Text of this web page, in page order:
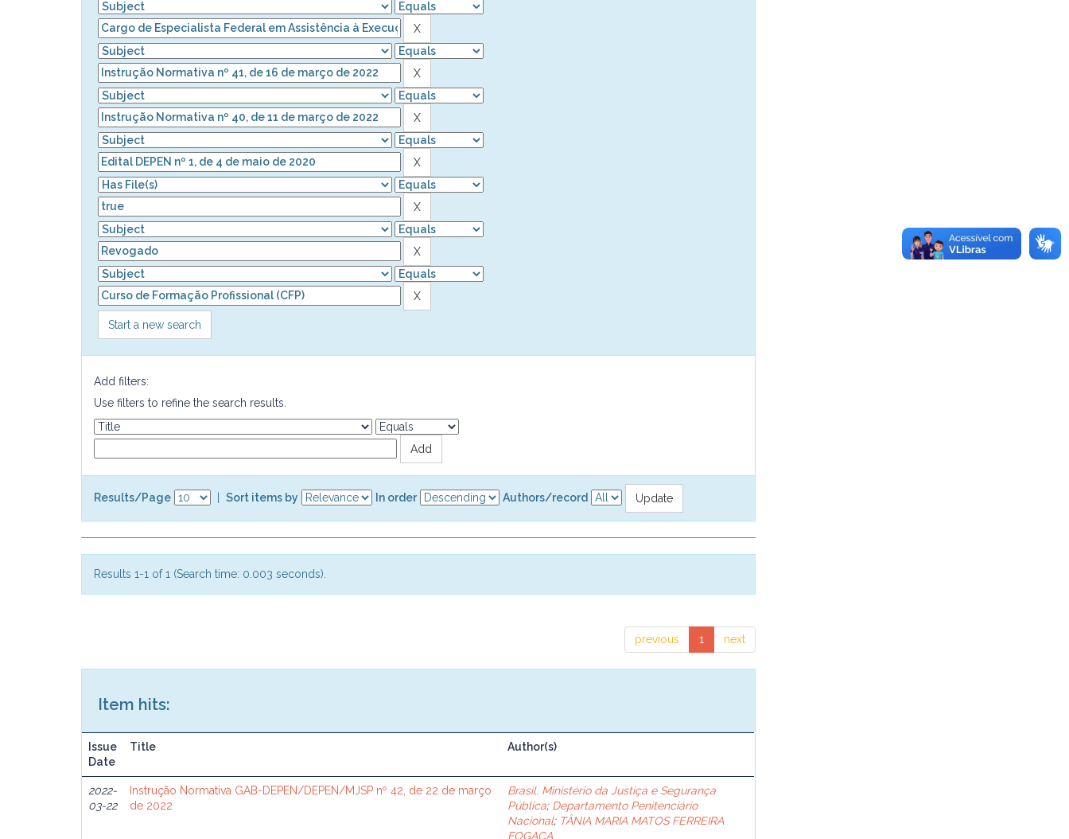
Start a new search
Add filters:
Use filters to refine the search results.
Results/Page Sort items by In order Authors/record
Results 1-1 of 1 (Search time: 0.003 seconds).
previous 1 next
Item hits:
Issue
Date
Title Author(s)
2022-
03-22
Instrução Normativa GAB-DEPEN/DEPEN/MJSP nº 42, de 22 de março
de 2022
Brasil. Ministério da Justiça e Segurança
Pública; Departamento Penitenciário
Nacional; TÂNIA MARIA MATOS FERREIRA
FOGAÇA